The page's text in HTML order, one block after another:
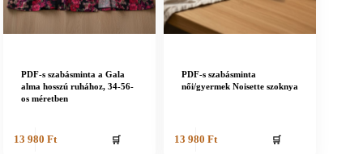
PDF-s szabásminta a Gala
alma hosszú ruhához, 34-56-
os méretben
13 980 Ft 🛒
PDF-s szabásminta
női/gyermek Noisette szoknya
13 980 Ft 🛒